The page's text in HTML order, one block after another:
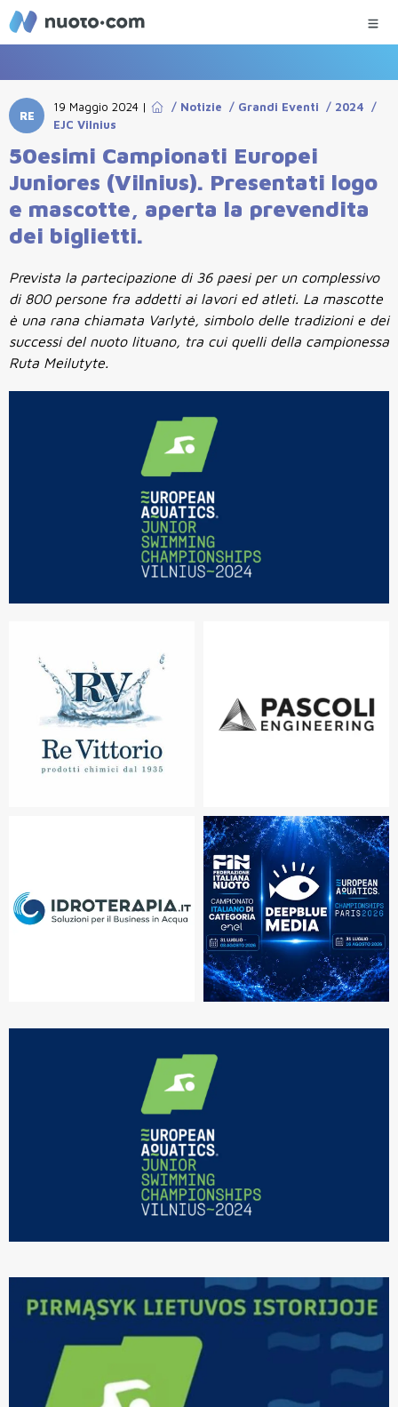
RE
19 Maggio 2024 | / Notizie / Grandi Eventi / 2024 /
EJC Vilnius
50esimi Campionati Europei
Juniores (Vilnius). Presentati logo
e mascotte, aperta la prevendita
dei biglietti.
Prevista la partecipazione di 36 paesi per un complessivo
di 800 persone fra addetti ai lavori ed atleti. La mascotte
è una rana chiamata Varlytė, simbolo delle tradizioni e dei
successi del nuoto lituano, tra cui quelli della campionessa
Ruta Meilutyte.